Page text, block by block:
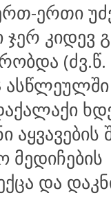
ერთი
კიდევ
(ძვ.წ.
მედიჩების
და